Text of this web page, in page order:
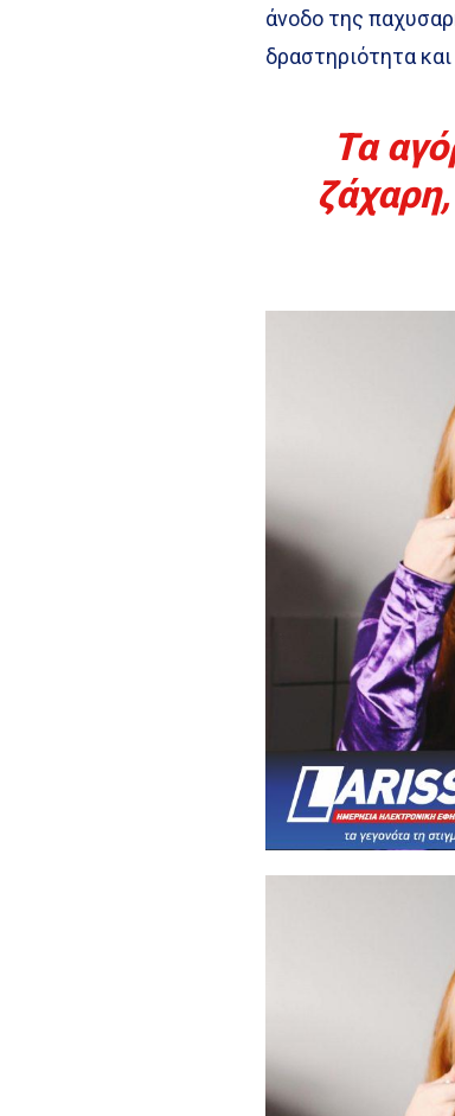
άνοδο της
δραστηριότητα
Τα